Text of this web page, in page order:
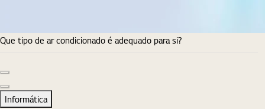
Que tipo de ar condicionado é adequado para si?
Diapositivo seguinte
Informática